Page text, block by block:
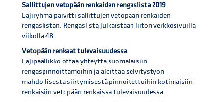
Sallittujen vetopään renkaiden rengaslista 2019
Lajiryhmä päivitti sallittujen vetopään renkaiden
rengaslistan. Rengaslista julkaistaan liiton verkkosivuilla
viikolla 48.
Vetopään renkaat tulevaisuudessa
Lajipäällikkö ottaa yhteyttä suomalaisiin
rengaspinnoittamoihin ja aloittaa selvitystyön
mahdollisesta siirtymisestä pinnoitettuihin kotimaisiin
renkaisiin vetopään renkaissa tulevaisuudessa.